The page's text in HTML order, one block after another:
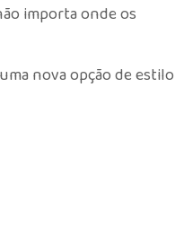
importa onde os
nova opção de estilo